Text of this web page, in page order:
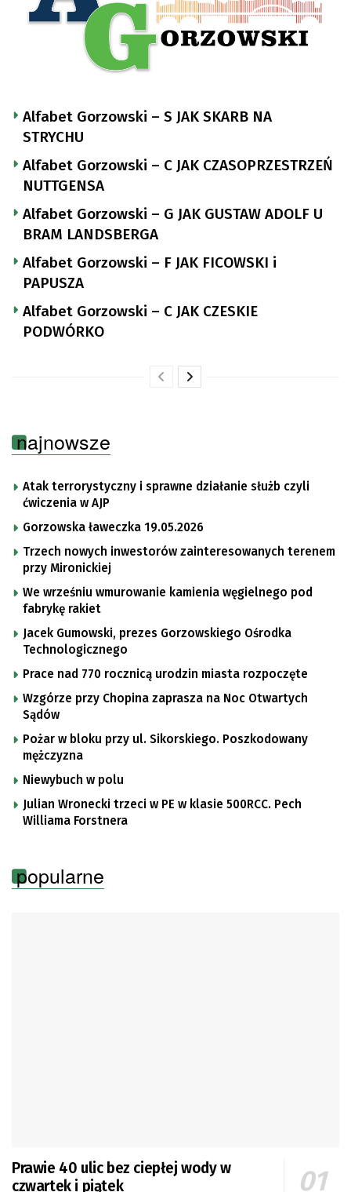
Alfabet Gorzowski – S JAK SKARB NA
STRYCHU
Alfabet Gorzowski – C JAK CZASOPRZESTRZEŃ
NUTTGENSA
Alfabet Gorzowski – G JAK GUSTAW ADOLF U
BRAM LANDSBERGA
Alfabet Gorzowski – F JAK FICOWSKI i
PAPUSZA
Alfabet Gorzowski – C JAK CZESKIE
PODWÓRKO
najnowsze
Atak terrorystyczny i sprawne działanie służb czyli
ćwiczenia w AJP
Gorzowska ławeczka 19.05.2026
Trzech nowych inwestorów zainteresowanych terenem
przy Mironickiej
We wrześniu wmurowanie kamienia węgielnego pod
fabrykę rakiet
Jacek Gumowski, prezes Gorzowskiego Ośrodka
Technologicznego
Prace nad 770 rocznicą urodzin miasta rozpoczęte
Wzgórze przy Chopina zaprasza na Noc Otwartych
Sądów
Pożar w bloku przy ul. Sikorskiego. Poszkodowany
mężczyzna
Niewybuch w polu
Julian Wronecki trzeci w PE w klasie 500RCC. Pech
Williama Forstnera
popularne
Prawie 40 ulic bez ciepłej wody w
czwartek i piątek